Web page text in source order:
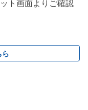
ト画面よりご確認
ら